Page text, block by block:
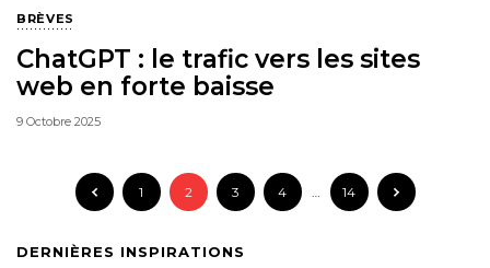
BRÈVES
ChatGPT : le trafic vers les sites
web en forte baisse
9 Octobre 2025
1 2 3 4 … 14
DERNIÈRES INSPIRATIONS